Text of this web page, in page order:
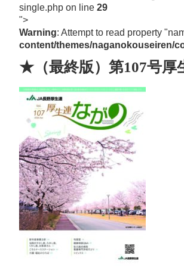
single.php on line 29
">
Warning: Attempt to read property
content/themes/naganokouseiren/
★（最終版）第107号厚